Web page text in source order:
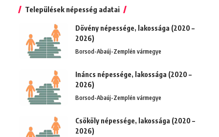
Települések népesség adatai
Dövény népessége, lakossága (2020 –
2026)
Borsod-Abaúj-Zemplén vármegye
Ináncs népessége, lakossága (2020 –
2026)
Borsod-Abaúj-Zemplén vármegye
Csököly népessége, lakossága (2020 –
2026)